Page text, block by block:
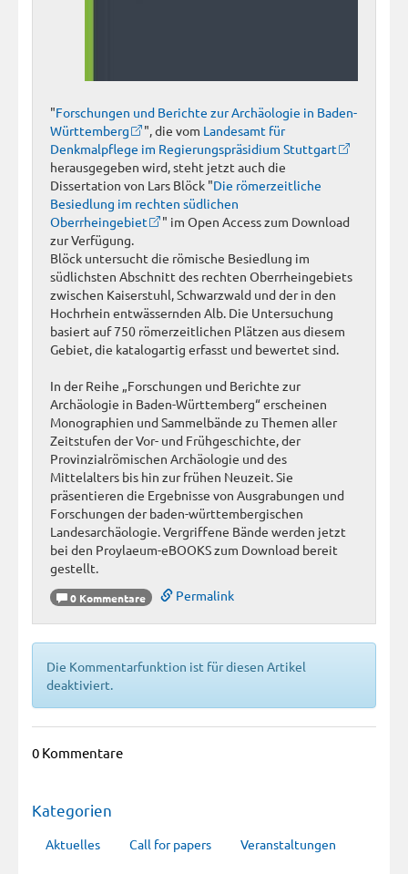
"Forschungen und Berichte zur Archäologie in Baden-
Württemberg
", die vom Landesamt für
Denkmalpflege im Regierungspräsidium Stuttgart
herausgegeben wird, steht jetzt auch die
Dissertation von Lars Blöck "Die römerzeitliche
Besiedlung im rechten südlichen
Oberrheingebiet
" im Open Access zum Download
zur Verfügung.
Blöck untersucht die römische Besiedlung im
südlichsten Abschnitt des rechten Oberrheingebiets
zwischen Kaiserstuhl, Schwarzwald und der in den
Hochrhein entwässernden Alb. Die Untersuchung
basiert auf 750 römerzeitlichen Plätzen aus diesem
Gebiet, die katalogartig erfasst und bewertet sind.
In der Reihe „Forschungen und Berichte zur
Archäologie in Baden-Württemberg“ erscheinen
Monographien und Sammelbände zu Themen aller
Zeitstufen der Vor- und Frühgeschichte, der
Provinzialrömischen Archäologie und des
Mittelalters bis hin zur frühen Neuzeit. Sie
präsentieren die Ergebnisse von Ausgrabungen und
Forschungen der baden-württembergischen
Landesarchäologie. Vergriffene Bände werden jetzt
bei den Proylaeum-eBOOKS zum Download bereit
gestellt.
0 Kommentare Permalink
Die Kommentarfunktion ist für diesen Artikel
deaktiviert.
0 Kommentare
Kategorien
Aktuelles Call for papers Veranstaltungen